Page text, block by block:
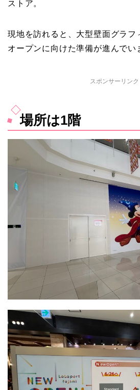
ストア。
現地を訪れると、大型壁面グラフ
オープンに向けた準備が進んでい
スポンサーリンク
場所は1階